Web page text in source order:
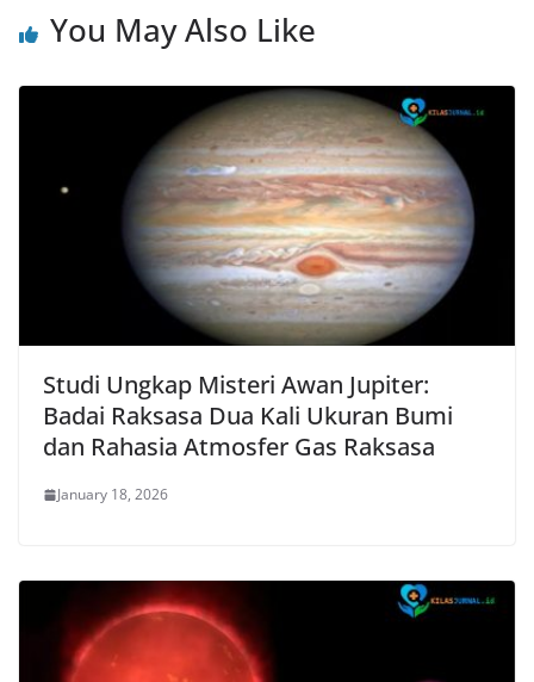
You May Also Like
Studi Ungkap Misteri Awan Jupiter:
Badai Raksasa Dua Kali Ukuran Bumi
dan Rahasia Atmosfer Gas Raksasa
January 18, 2026